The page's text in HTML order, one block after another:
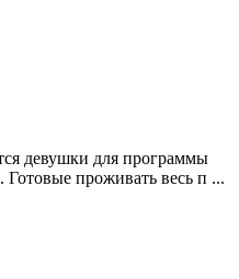
девушки для программы
Готовые проживать весь п ...